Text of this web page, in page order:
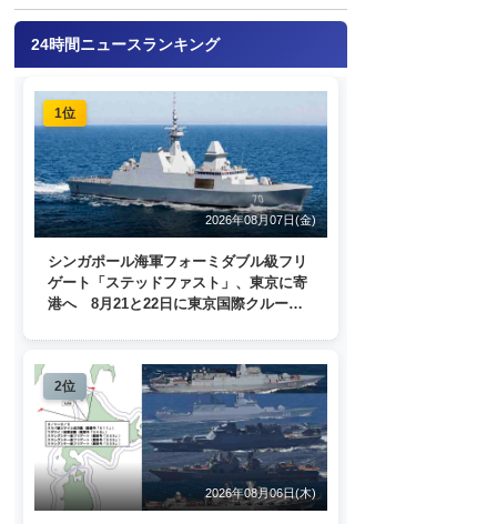
24時間ニュースランキング
1位
2026年08月07日(金)
シンガポール海軍フォーミダブル級フリ
ゲート「ステッドファスト」、東京に寄
港へ 8月21と22日に東京国際クルーズ
2位
2026年08月06日(木)